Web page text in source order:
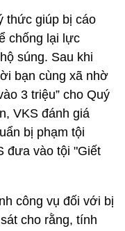
thức giúp bị cáo
chống lại lực
súng. Sau khi
bạn cùng xã nhờ
3 triệu” cho Quý
VKS đánh giá
bị phạm tội
đưa vào tội "Giết
công vụ đối với bị
cho rằng, tính